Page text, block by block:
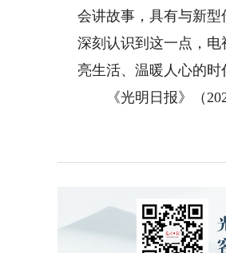
会讲故事，具有与新型
深刻认识到这一点，
亮生活、温暖人心的时
《光明日报》（